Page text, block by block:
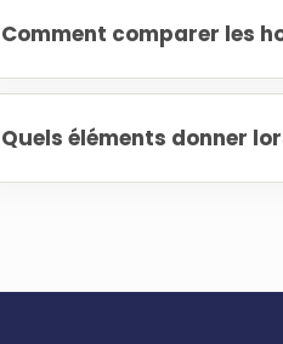
Comment comparer les
Quels éléments donner